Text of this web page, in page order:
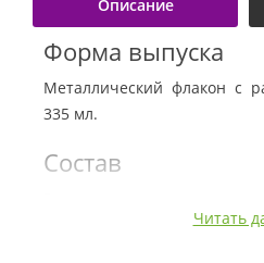
Описание
Форма выпуска
Металлический флакон с
335 мл.
Состав
активированный порошок
Читать